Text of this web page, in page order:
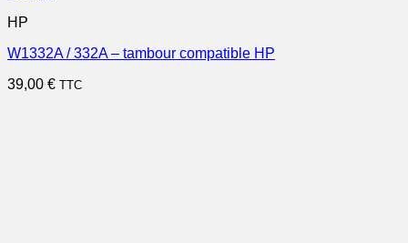
HP
W1332A / 332A – tambour compatible HP
39,00 € TTC